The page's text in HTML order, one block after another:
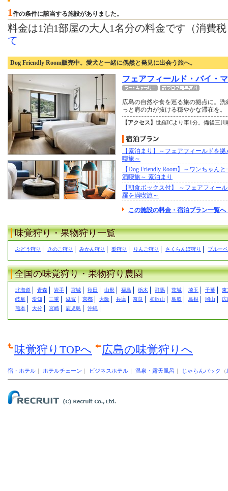
1件の条件に該当する施設がありました。
料金は1泊1部屋の大人1名分の料金です（消費
て
Dog Friendly Room販売中。愛犬と一緒に偶然と発見に出会う旅へ。
フェアフィールド・バイ・
広島の自然や食を巡る旅の拠点に。
っと肩の力が抜ける穏やかな滞在を。
【アクセス】 世羅ICより車1分。備後三
【素泊まり】～フェアフィールドを
喫旅～
【Dog Friendly Room】～ワンちゃん
満喫旅～ 素泊まり
【朝食ボックス付】 ～フェアフィー
羅を満喫旅～
この施設の料金・宿泊プラン一覧
味覚狩り・果物狩り一覧
ぶどう狩り きのこ狩り みかん狩り 梨狩り りんご狩り さくらんぼ狩り ブルー
全国の味覚狩り・果物狩り農園
北海道 青森 岩手 宮城 秋田 山形 福島 栃木 群馬 茨城 埼玉 千葉
東
岐阜
愛知 三重 滋賀 京都 大阪 兵庫 奈良 和歌山 鳥取 島根 岡山
広
熊本
大分 宮崎 鹿児島 沖縄
味覚狩りTOPへ 広島の味覚狩りへ
宿・ホテル ホテルチェーン ビジネスホテル 温泉・露天風呂 じゃらんパック （